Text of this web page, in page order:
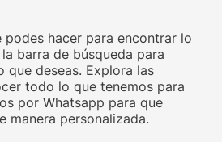
podes hacer para encontrar lo
barra de búsqueda para
deseas. Explora las
todo lo que tenemos para
por Whatsapp para que
manera personalizada.